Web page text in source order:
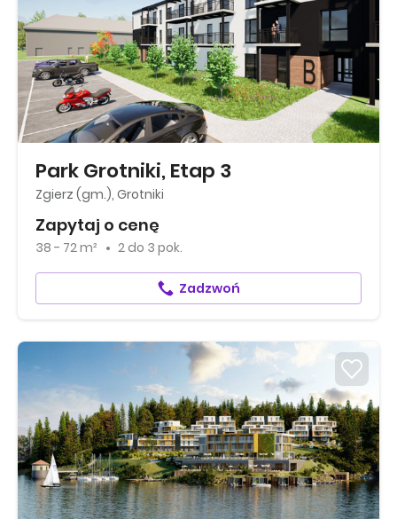
Park Grotniki, Etap 3
Zgierz (gm.), Grotniki
Zapytaj o cenę
38 - 72 m² 2 do 3 pok.
Zadzwoń